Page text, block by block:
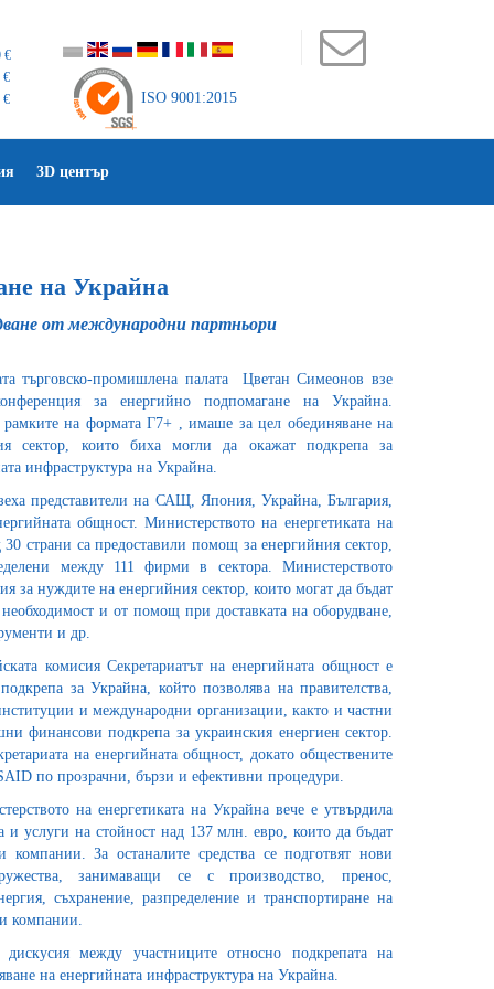
€
€
€
ISO 9001:2015
3D център
на Украйна
от международни партньори
търговско-промишлена палата Цветан Симеонов взе
за енергийно подпомагане на Украйна.
рамките на формата Г7+ , имаше за цел обединяване на
сектор, които биха могли да окажат подкрепа за
инфраструктура на Украйна.
представители на САЩ, Япония, Украйна, България,
общност. Министерството на енергетиката на
страни са предоставили помощ за енергийния сектор,
между 111 фирми в сектора. Министерството
за нуждите на енергийния сектор, които могат да бъдат
и от помощ при доставката на оборудване,
и др.
комисия Секретариатът на енергийната общност е
за Украйна, който позволява на правителства,
и международни организации, както и частни
финансови подкрепа за украинския енергиен сектор.
на енергийната общност, докато обществените
по прозрачни, бързи и ефективни процедури.
на енергетиката на Украйна вече е утвърдила
и услуги на стойност над 137 млн. евро, които да бъдат
компании. За останалите средства се подготвят нови
занимаващи се с производство, пренос,
съхранение, разпределение и транспортиране на
компании.
между участниците относно подкрепата на
на енергийната инфраструктура на Украйна.